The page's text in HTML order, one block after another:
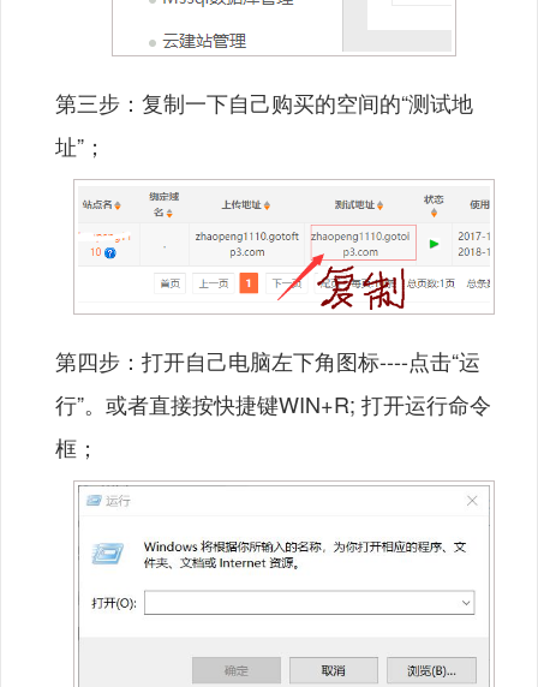
第三步：复制一下自己购买的空间的“测试地
址”；
第四步：打开自己电脑左下角图标----点击“运
行”。或者直接按快捷键WIN+R; 打开运行命令
框；